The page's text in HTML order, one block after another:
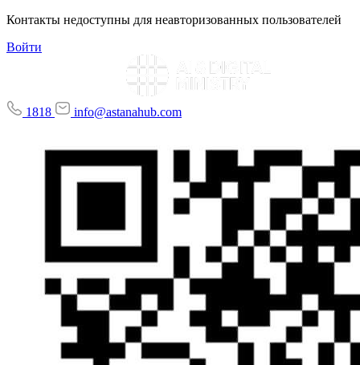
Контакты недоступны для неавторизованных пользователей
Войти
1818 info@astanahub.com